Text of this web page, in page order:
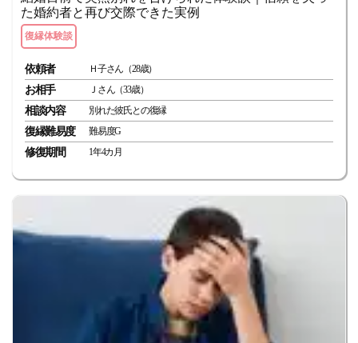
た婚約者と再び交際できた実例
復縁体験談
依頼者 Ｈ子さん（28歳）
お相手 Ｊさん（33歳）
相談内容 別れた彼氏との復縁
復縁難易度 難易度G
修復期間 1年4カ月